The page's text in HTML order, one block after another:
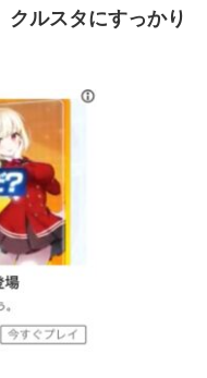
クルスタにすっかり